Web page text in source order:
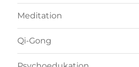
Meditation
Qi-Gong